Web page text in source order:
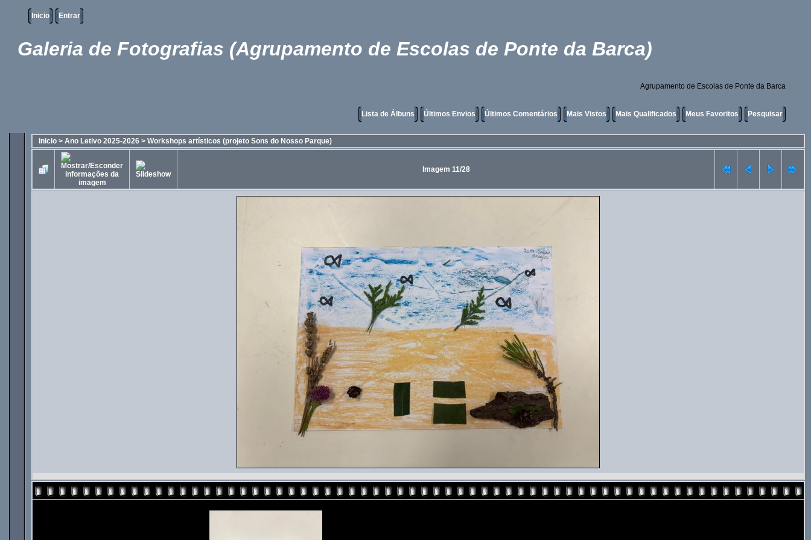
Inicio Entrar
Galeria de Fotografias (Agrupamento de Escolas de Ponte da Barca)
Agrupamento de Escolas de Ponte da Barca
Lista de Álbuns Últimos Envios Últimos Comentários Mais Vistos Mais Qualificados Meus Favoritos Pesquisar
Inicio > Ano Letivo 2025-2026 > Workshops artísticos (projeto Sons do Nosso Parque)
Imagem 11/28